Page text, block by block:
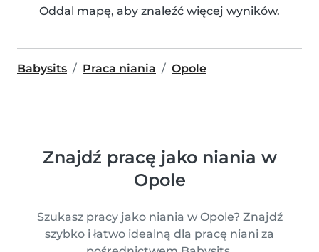
Oddal mapę, aby znaleźć więcej wyników.
Babysits Praca niania Opole
Znajdź pracę jako niania w
Opole
Szukasz pracy jako niania w Opole? Znajdź
szybko i łatwo idealną dla pracę niani za